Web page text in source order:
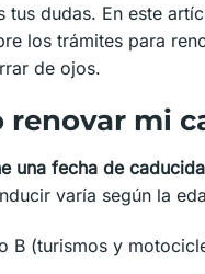
tus dudas. En este
los trámites para
de ojos.
renovar mi
una fecha de
varía según la
B (turismos y